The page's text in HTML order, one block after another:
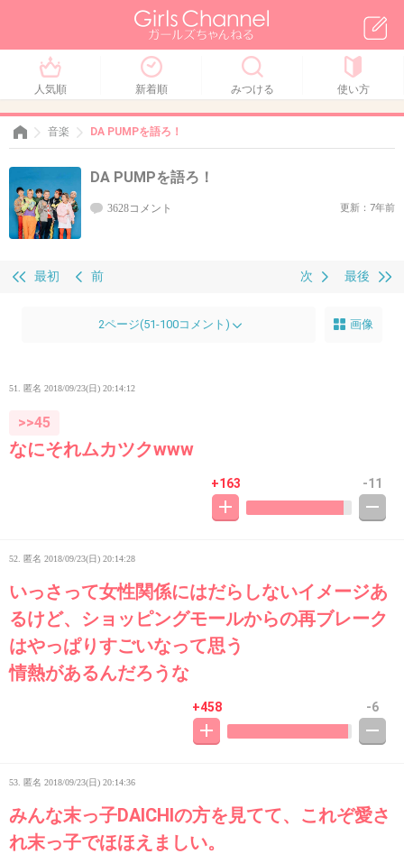
人気順 新着順 みつける 使い方
音楽 DA PUMPを語ろ！
DA PUMPを語ろ！
3628コメント 更新：7年前
最初 前 最後
次
2ページ(51-100コメント) 画像
51. 匿名 2018/09/23(日) 20:14:12
>>45
なにそれムカツクwww
+163 -11
52. 匿名 2018/09/23(日) 20:14:28
いっさって女性関係にはだらしないイメージあ
るけど、ショッピングモールからの再ブレーク
はやっぱりすごいなって思う
情熱があるんだろうな
+458 -6
53. 匿名 2018/09/23(日) 20:14:36
みんな末っ子DAICHIの方を見てて、これぞ愛さ
れ末っ子でほほえましい。